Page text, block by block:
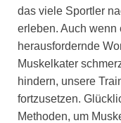
das viele Sportler
erleben. Auch wenn
herausfordernde
Muskelkater
hindern, unsere
fortzusetzen.
Methoden, um